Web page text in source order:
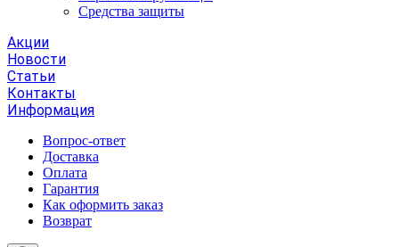
Средства защиты
Акции
Новости
Статьи
Контакты
Информация
Вопрос-ответ
Доставка
Оплата
Гарантия
Как оформить заказ
Возврат